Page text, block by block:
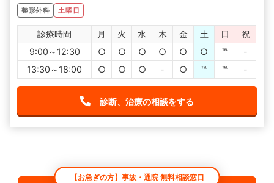
整形外科 土曜日
診療時間 月 火 水 木 金 土 日
祝
9:00～12:30
○ ○ ○ ○ ○ ○ ℡
-
13:30～18:00
○ ○ ○ - ○ ℡ ℡ -
診断、治療の相談をする
【お急ぎの方】事故・通院 無料相談窓口